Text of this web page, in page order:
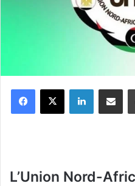
L’Union Nord-